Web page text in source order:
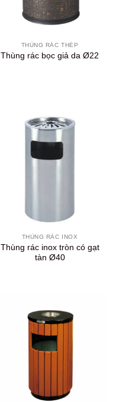
THÙNG RÁC THÉP
Thùng rác bọc giả da Ø22
THÙNG RÁC INOX
Thùng rác inox tròn có gạt
tàn Ø40